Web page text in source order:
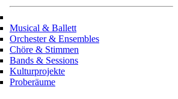
Musical & Ballett
Orchester & Ensembles
Chöre & Stimmen
Bands & Sessions
Kulturprojekte
Proberäume